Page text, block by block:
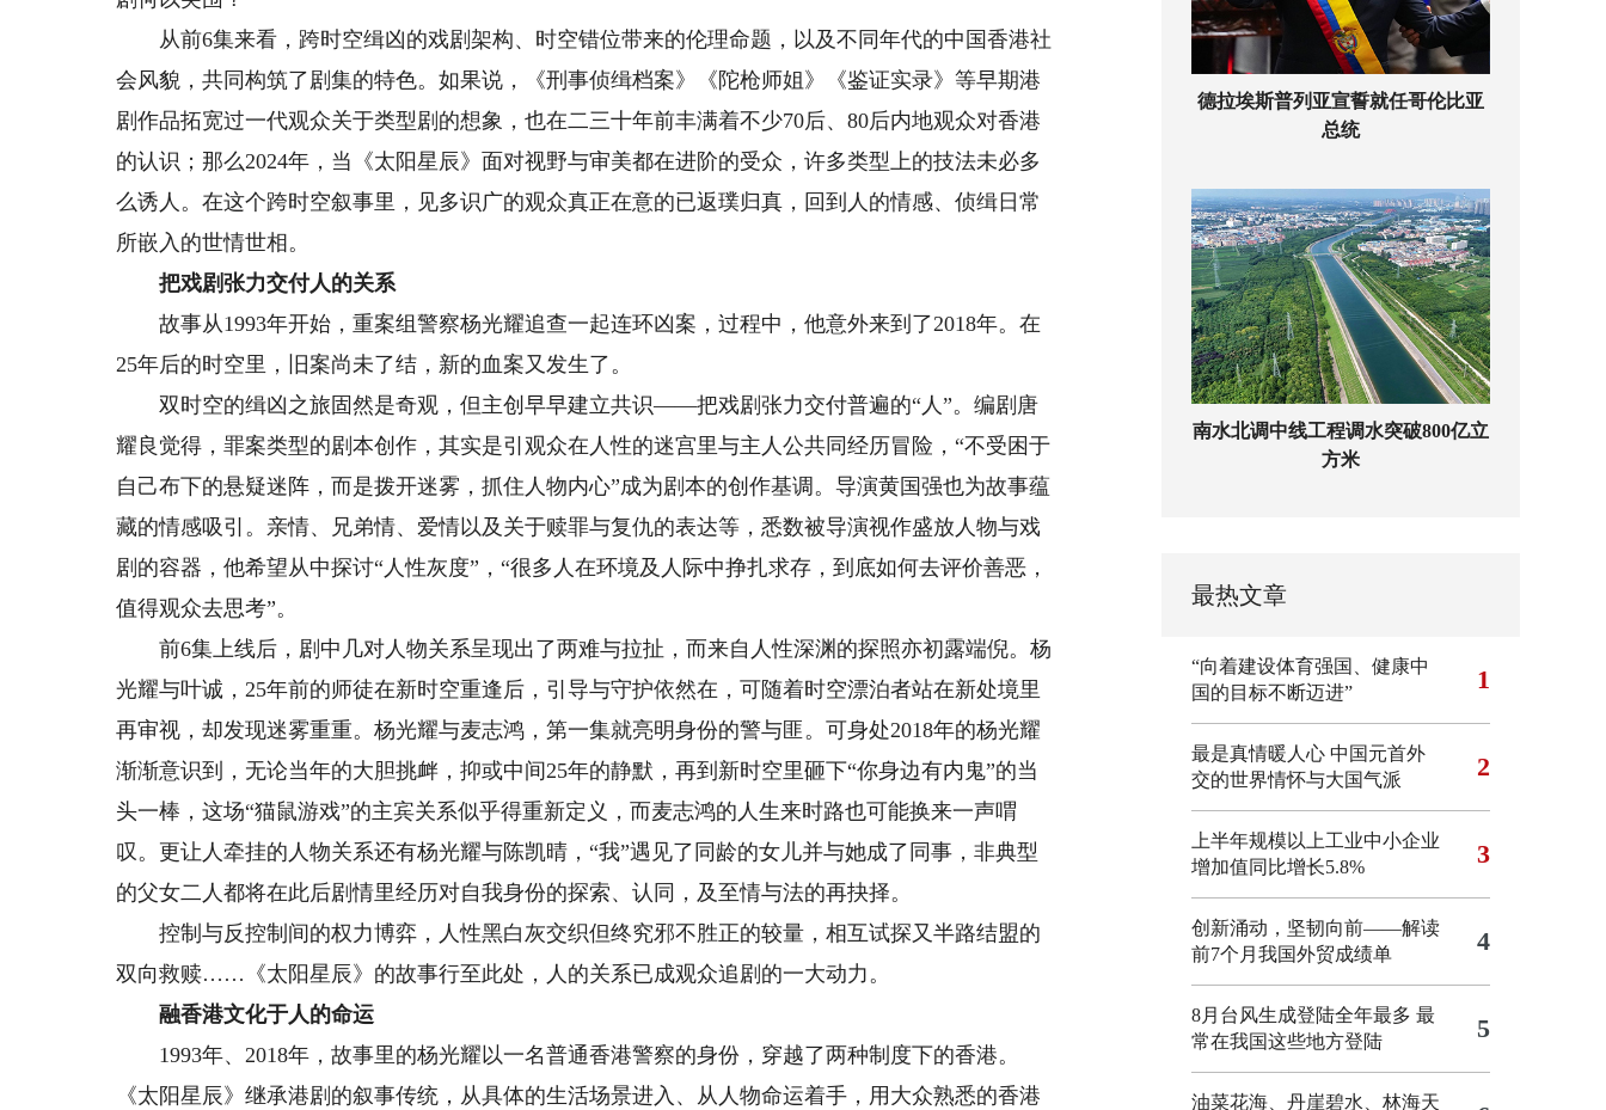
从前6集来看，跨时空缉凶的戏剧架构、时空错位带来的伦理命题，以及不同年代的中国香港社
会风貌，共同构筑了剧集的特色。如果说，《刑事侦缉档案》《陀枪师姐》《鉴证实录》等早期港
剧作品拓宽过一代观众关于类型剧的想象，也在二三十年前丰满着不少70后、80后内地观众对香港
的认识；那么2024年，当《太阳星辰》面对视野与审美都在进阶的受众，许多类型上的技法未必多
么诱人。在这个跨时空叙事里，见多识广的观众真正在意的已返璞归真，回到人的情感、侦缉日常
所嵌入的世情世相。
把戏剧张力交付人的关系
故事从1993年开始，重案组警察杨光耀追查一起连环凶案，过程中，他意外来到了2018年。在
25年后的时空里，旧案尚未了结，新的血案又发生了。
双时空的缉凶之旅固然是奇观，但主创早早建立共识——把戏剧张力交付普遍的“人”。编剧唐
耀良觉得，罪案类型的剧本创作，其实是引观众在人性的迷宫里与主人公共同经历冒险，“不受困于
自己布下的悬疑迷阵，而是拨开迷雾，抓住人物内心”成为剧本的创作基调。导演黄国强也为故事蕴
藏的情感吸引。亲情、兄弟情、爱情以及关于赎罪与复仇的表达等，悉数被导演视作盛放人物与戏
剧的容器，他希望从中探讨“人性灰度”，“很多人在环境及人际中挣扎求存，到底如何去评价善恶，
值得观众去思考”。
前6集上线后，剧中几对人物关系呈现出了两难与拉扯，而来自人性深渊的探照亦初露端倪。杨
光耀与叶诚，25年前的师徒在新时空重逢后，引导与守护依然在，可随着时空漂泊者站在新处境里
再审视，却发现迷雾重重。杨光耀与麦志鸿，第一集就亮明身份的警与匪。可身处2018年的杨光耀
渐渐意识到，无论当年的大胆挑衅，抑或中间25年的静默，再到新时空里砸下“你身边有内鬼”的当
头一棒，这场“猫鼠游戏”的主宾关系似乎得重新定义，而麦志鸿的人生来时路也可能换来一声喟
叹。更让人牵挂的人物关系还有杨光耀与陈凯晴，“我”遇见了同龄的女儿并与她成了同事，非典型
的父女二人都将在此后剧情里经历对自我身份的探索、认同，及至情与法的再抉择。
控制与反控制间的权力博弈，人性黑白灰交织但终究邪不胜正的较量，相互试探又半路结盟的
双向救赎……《太阳星辰》的故事行至此处，人的关系已成观众追剧的一大动力。
融香港文化于人的命运
1993年、2018年，故事里的杨光耀以一名普通香港警察的身份，穿越了两种制度下的香港。
《太阳星辰》继承港剧的叙事传统，从具体的生活场景进入、从人物命运着手，用大众熟悉的香港
德拉埃斯普列亚宣誓就任哥伦比亚
总统
南水北调中线工程调水突破800亿立
方米
最热文章
“向着建设体育强国、健康中
国的目标不断迈进”
1
最是真情暖人心 中国元首外
交的世界情怀与大国气派
2
上半年规模以上工业中小企业
增加值同比增长5.8%
3
创新涌动，坚韧向前——解读
前7个月我国外贸成绩单
4
8月台风生成登陆全年最多 最
常在我国这些地方登陆
5
油菜花海、丹崖碧水、林海天